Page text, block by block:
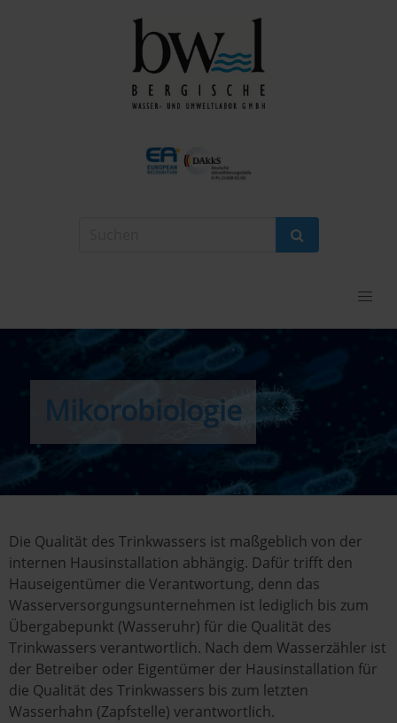
Mikorobiologie
Die Qualität des Trinkwassers ist maßgeblich von der
internen Hausinstallation abhängig. Dafür trifft den
Hauseigentümer die Verantwortung, denn das
Wasserversorgungsunternehmen ist lediglich bis zum
Übergabepunkt (Wasseruhr) für die Qualität des
Trinkwassers verantwortlich. Nach dem Wasserzähler ist
der Betreiber oder Eigentümer der Hausinstallation für
die Qualität des Trinkwassers bis zum letzten
Wasserhahn (Zapfstelle) verantwortlich.